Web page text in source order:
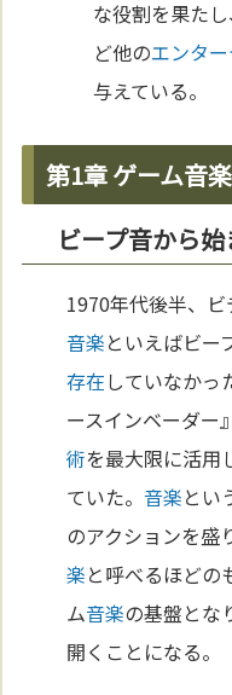
な役割を果たし
ど他のエンタ
与えている。
第1章 ゲーム音
ビープ音から
1970年代後半、
音楽といえばビー
存在していなかっ
ースインベーダー
術を最大限に活用
ていた。音楽とい
のアクションを盛
楽と呼べるほどの
ム音楽の基盤とな
開くことになる。